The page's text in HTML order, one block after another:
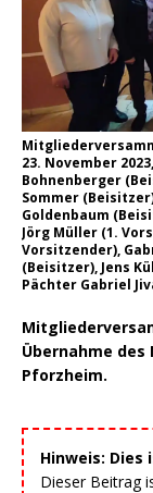
23. November
Bohnenberger
Sommer
Goldenbaum
Jörg Müller (1.
Vorsitzender),
(Beisitzer), Jens
Pächter Gabriel
Übernahme
Pforzheim.
Hinweis:
Dieser Beitrag